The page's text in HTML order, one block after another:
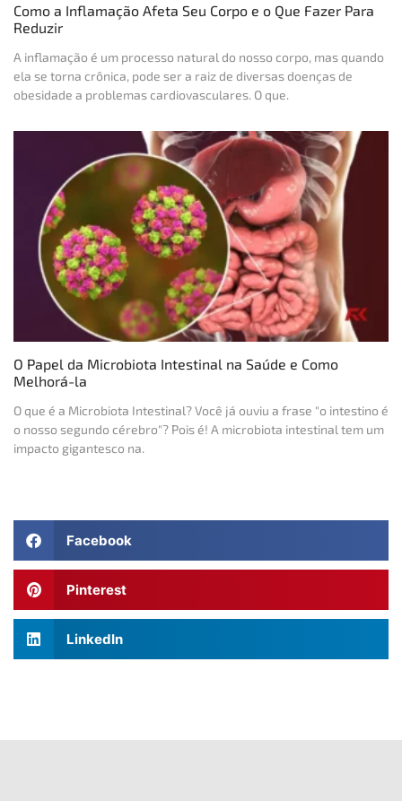
Como a Inflamação Afeta Seu Corpo e o Que Fazer Para
Reduzir
A inflamação é um processo natural do nosso corpo, mas quando
ela se torna crônica, pode ser a raiz de diversas doenças de
obesidade a problemas cardiovasculares. O que.
O Papel da Microbiota Intestinal na Saúde e Como
Melhorá-la
O que é a Microbiota Intestinal? Você já ouviu a frase "o intestino é
o nosso segundo cérebro"? Pois é! A microbiota intestinal tem um
impacto gigantesco na.
Facebook
Pinterest
LinkedIn